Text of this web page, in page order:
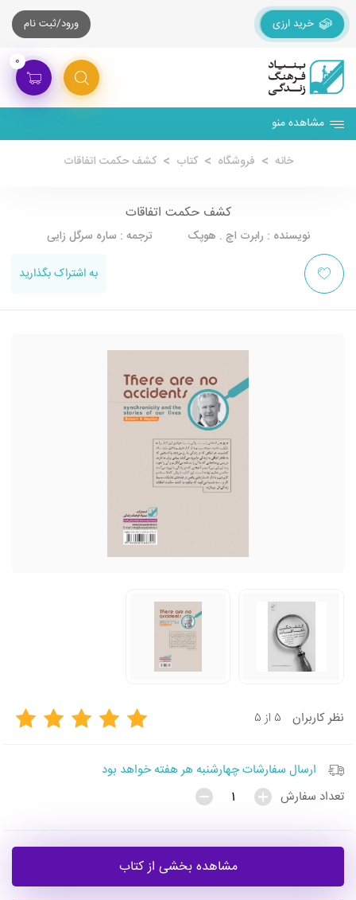
خرید ارزی ورود/ثبت نام
۰
مشاهده منو
خانه فروشگاه کتاب کشف حکمت اتفاقات
کشف حکمت اتفاقات
نویسنده : رابرت اچ . هوپک ترجمه : ساره سرگل زایی
به اشتراک بگذارید
نظرکاربران
ارسال سفارشات چهارشنبه هر هفته خواهد بود
تعداد سفارش
مشاهده بخشی از کتاب